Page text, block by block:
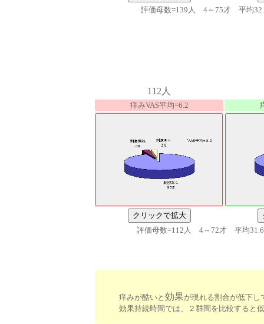
評価母数=139人 4～75才 平均
112人
痒みVAS平均=6.2
クリックで拡大
評価母数=112人 4～72才 平均
痒みが酷いと 効果が現れる割合が低下し
効果持続時間では、２群間を比較すると